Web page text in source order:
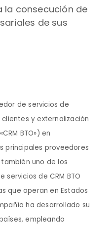
consecución de
de sus
de servicios de
y externalización
BTO») en
principales proveedores
uno de los
de CRM BTO
que operan en Estados
ha desarrollado su
empleando